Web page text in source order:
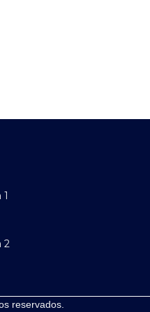
2
reservados.